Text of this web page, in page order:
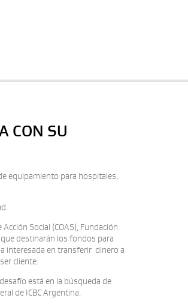
CON SU
equipamiento para hospitales,
Social (COAS), Fundación
que destinarán los fondos para
interesada en transferir dinero a
ser cliente.
está en la búsqueda de
de ICBC Argentina.